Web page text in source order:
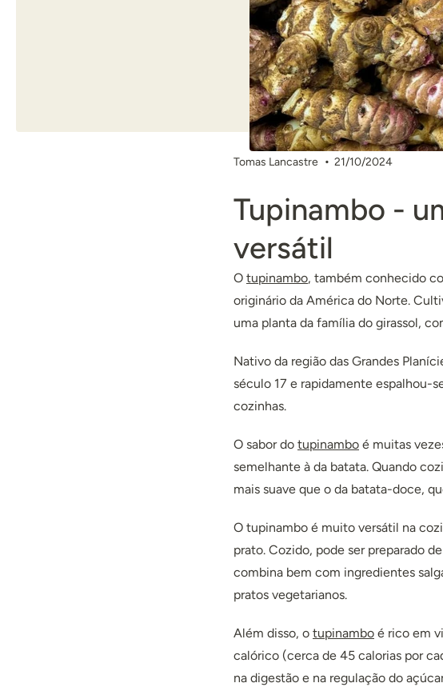
Tomas Lancastre 21/10/2024
Tupinambo -
versátil
O tupinambo, também conhecido
originário da América do Norte.
uma planta da família do girassol,
Nativo da região das Grandes
século 17 e rapidamente espalhou-
cozinhas.
O sabor do tupinambo é muitas
semelhante à da batata. Quando
mais suave que o da batata-doce,
O tupinambo é muito versátil na
prato. Cozido, pode ser preparado
combina bem com ingredientes
pratos vegetarianos.
Além disso, o tupinambo é rico em
calórico (cerca de 45 calorias por
na digestão e na regulação do